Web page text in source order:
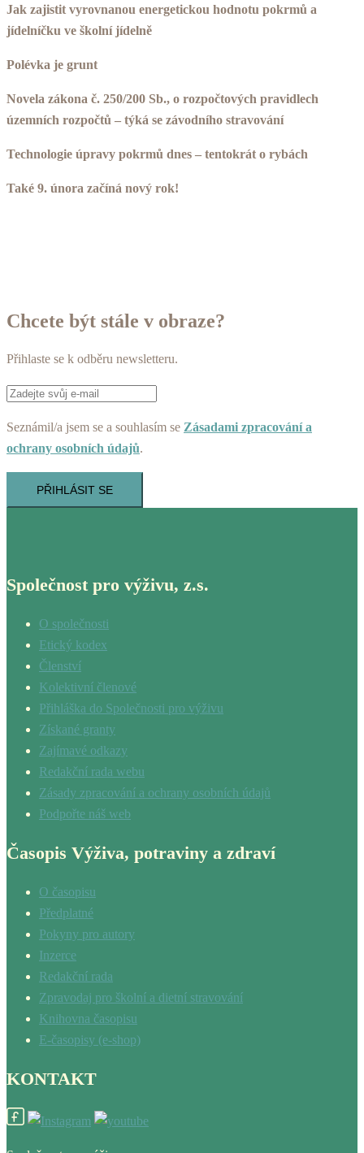
Jak zajistit vyrovnanou energetickou hodnotu pokrmů a
jídelníčku ve školní jídelně
Polévka je grunt
Novela zákona č. 250/200 Sb., o rozpočtových pravidlech
územních rozpočtů – týká se závodního stravování
Technologie úpravy pokrmů dnes – tentokrát o rybách
Také 9. února začíná nový rok!
Chcete být stále v obraze?
Přihlaste se k odběru newsletteru.
Seznámil/a jsem se a souhlasím se Zásadami zpracování a
ochrany osobních údajů.
PŘIHLÁSIT SE
Společnost pro výživu, z.s.
O společnosti
Etický kodex
Členství
Kolektivní členové
Přihláška do Společnosti pro výživu
Získané granty
Zajímavé odkazy
Redakční rada webu
Zásady zpracování a ochrany osobních údajů
Podpořte náš web
Časopis Výživa, potraviny a zdraví
O časopisu
Předplatné
Pokyny pro autory
Inzerce
Redakční rada
Zpravodaj pro školní a dietní stravování
Knihovna časopisu
E-časopisy (e-shop)
KONTAKT